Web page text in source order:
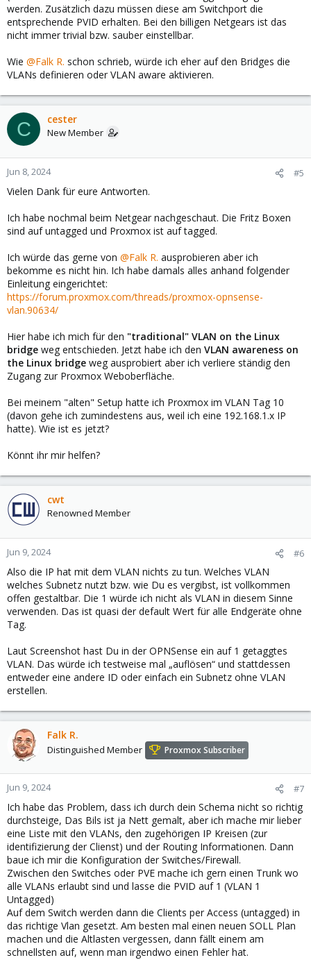
werden. Zusätzlich dazu müssen diese am Switchport die
entsprechende PVID erhalten. Bei den billigen Netgears ist das
nicht immer trivial bzw. sauber einstellbar.
Wie @Falk R. schon schrieb, würde ich eher auf den Bridges die
VLANs definieren oder VLAN aware aktivieren.
C cester
New Member
Jun 8, 2024 #5
Vielen Dank für eure Antworten.
Ich habe nochmal beim Netgear nachgeschaut. Die Fritz Boxen
sind auf untagged und Proxmox ist auf tagged.
Ich würde das gerne von @Falk R. ausprobieren aber ich
bekomme es nicht hin. Ich habe damals alles anhand folgender
Einleitung eingerichtet:
https://forum.proxmox.com/threads/proxmox-opnsense-
vlan.90634/
Hier habe ich mich für den "traditional" VLAN on the Linux
bridge weg entschieden. Jetzt habe ich den VLAN awareness on
the Linux bridge weg ausprobiert aber ich verliere ständig den
Zugang zur Proxmox Weboberfläche.
Bei meinem "alten" Setup hatte ich Proxmox im VLAN Tag 10
(davon gehe ich zumindestens aus, weil ich eine 192.168.1.x IP
hatte). Wie ist es jetzt?
Könnt ihr mir helfen?
cwt
Renowned Member
Jun 9, 2024 #6
Also die IP hat mit dem VLAN nichts zu tun. Welches VLAN
welches Subnetz nutzt bzw. wie Du es vergibst, ist vollkommen
offen gestaltbar. Die 1 würde ich nicht als VLAN in diesem Sinne
verwenden. Das ist quasi der default Wert für alle Endgeräte ohne
Tag.
Laut Screenshot hast Du in der OPNSense ein auf 1 getaggtes
VLAN. Das würde ich testweise mal „auflösen“ und stattdessen
entweder eine andere ID oder einfach ein Subnetz ohne VLAN
erstellen.
Falk R.
Distinguished Member Proxmox Subscriber
Jun 9, 2024 #7
Ich habe das Problem, dass ich durch dein Schema nicht so richtig
durchsteige, Das Bils ist ja Nett gemalt, aber ich mache mir lieber
eine Liste mit den VLANs, den zugehörigen IP Kreisen (zur
identifizierung der Clienst) und der Routing Informationen. Dann
baue ich mir die Konfiguration der Switches/Firewall.
Zwischen den Switches oder PVE mache ich gern einen Trunk wo
alle VLANs erlaubt sind und lasse die PVID auf 1 (VLAN 1
Untagged)
Auf dem Switch werden dann die Clients per Access (untagged) in
das richtige Vlan gesetzt. Am besten mal einen neuen SOLL Plan
machen und die Altlasten vergessen, dann fällt einem am
schnellsten auf, wenn man irgendwo einen Fehler hat.